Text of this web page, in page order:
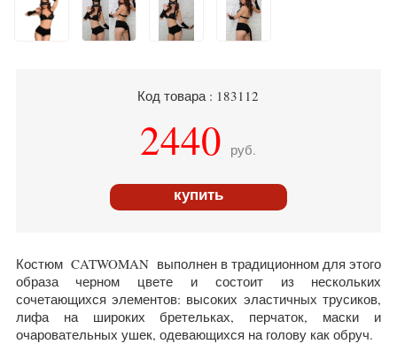
Код товара : 183112
2440 руб.
купить
Костюм CATWOMAN выполнен в традиционном для этого
образа черном цвете и состоит из нескольких
сочетающихся элементов: высоких эластичных трусиков,
лифа на широких бретельках, перчаток, маски и
очаровательных ушек, одевающихся на голову как обруч.